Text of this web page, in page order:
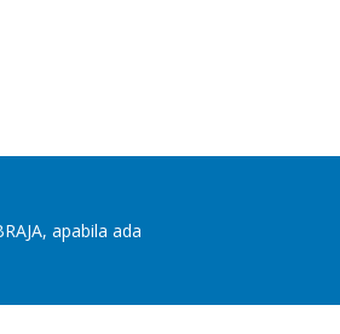
apabila ada